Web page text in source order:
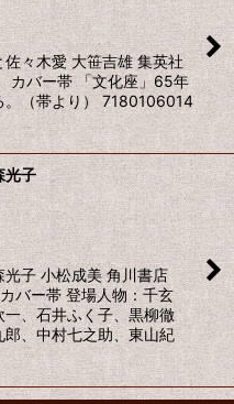
々木愛 大笹吉雄 集英社
バー帯 「文化座」65年
。（帯より） 7180106014
光子
子 小松成美 角川書店
ー帯 登場人物：千玄
、石井ふく子、黒柳徹
、中村七之助、東山紀